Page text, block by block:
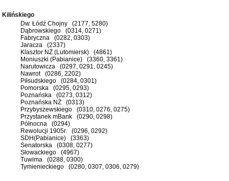
Kilińskiego
Dw. Łódź Chojny (2177, 5280)
Dąbrowskiego (0314, 0271)
Fabryczna (0282, 0303)
Jaracza (2337)
Klasztor NŻ (Lutomiersk) (4861)
Moniuszki (Pabianice) (3360, 3361)
Narutowicza (0297, 0291, 0245)
Nawrot (0286, 2202)
Piłsudskiego (0284, 0301)
Pomorska (0295, 0293)
Poznańska (0273, 0312)
Poznańska NŻ (0313)
Przybyszewskiego (0310, 0276, 0275)
Przystanek mBank (0290, 0298)
Północna (0294)
Rewolucji 1905r. (0296, 0292)
SDH(Pabianice) (3363)
Senatorska (0308, 0277)
Słowackiego (4967)
Tuwima (0288, 0300)
Tymienieckiego (0280, 0307, 0306, 0279)